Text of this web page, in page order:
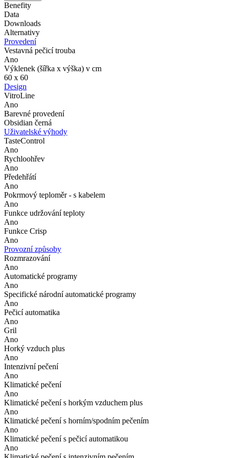
Benefity
Data
Downloads
Alternativy
Provedení
Vestavná pečicí trouba
Ano
Výklenek (šířka x výška) v cm
60 x 60
Design
VitroLine
Ano
Barevné provedení
Obsidian černá
Uživatelské výhody
TasteControl
Ano
Rychloohřev
Ano
Předehřátí
Ano
Pokrmový teploměr - s kabelem
Ano
Funkce udržování teploty
Ano
Funkce Crisp
Ano
Provozní způsoby
Rozmrazování
Ano
Automatické programy
Ano
Specifické národní automatické programy
Ano
Pečicí automatika
Ano
Gril
Ano
Horký vzduch plus
Ano
Intenzivní pečení
Ano
Klimatické pečení
Ano
Klimatické pečení s horkým vzduchem plus
Ano
Klimatické pečení s horním/spodním pečením
Ano
Klimatické pečení s pečicí automatikou
Ano